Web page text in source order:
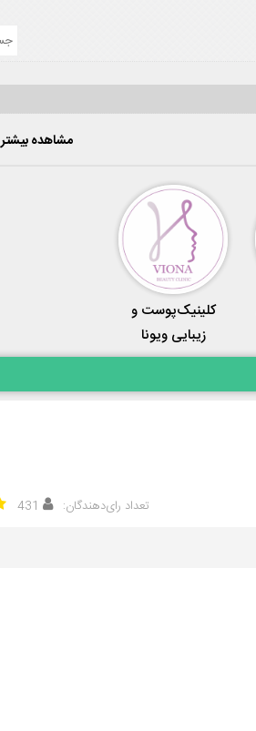
مشاهده بیشتر
کلینیک‌پوست و
زیبایی ویونا
تعداد رای‌دهندگان: 431